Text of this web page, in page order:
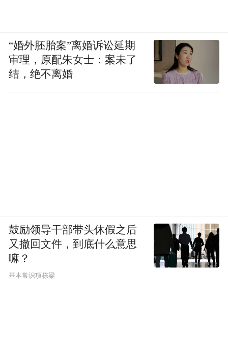
“婚外胚胎案”离婚诉讼延期
审理，原配朱女士：案未了
结，绝不离婚
鼓励领导干部带头休假之后
又撤回文件，到底什么意思
嘛？
基本常识项栋梁